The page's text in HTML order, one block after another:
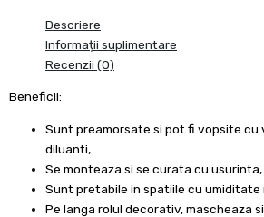
Descriere
Informații suplimentare
Recenzii (0)
Beneficii:
Sunt preamorsate si pot fi vopsite cu
diluanti,
Se monteaza si se curata cu usurinta,
Sunt pretabile in spatiile cu umiditate
Pe langa rolul decorativ, mascheaza